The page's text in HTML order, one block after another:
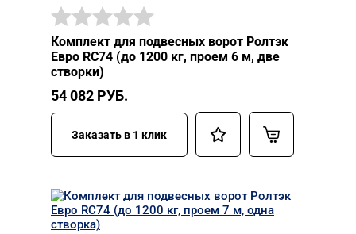
Комплект для подвесных ворот Ролтэк
Евро RC74 (до 1200 кг, проем 6 м, две
створки)
54 082 РУБ.
Заказать в 1 клик